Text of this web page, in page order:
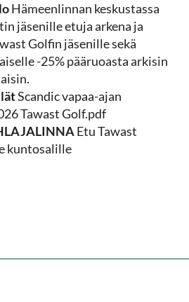
Hämeenlinnan keskustassa
jäsenille etuja arkena ja
Golfin jäsenille sekä
-25% pääruoasta arkisin
Scandic vapaa-ajan
Tawast Golf.pdf
Etu Tawast
kuntosalille